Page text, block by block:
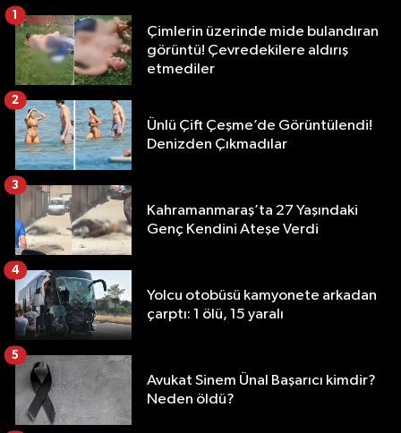
Çimlerin üzerinde mide bulandıran
görüntü! Çevredekilere aldırış
etmediler
1
Ünlü Çift Çeşme’de Görüntülendi!
Denizden Çıkmadılar
2
Kahramanmaraş’ta 27 Yaşındaki
Genç Kendini Ateşe Verdi
3
Yolcu otobüsü kamyonete arkadan
çarptı: 1 ölü, 15 yaralı
4
Avukat Sinem Ünal Başarıcı kimdir?
Neden öldü?
5